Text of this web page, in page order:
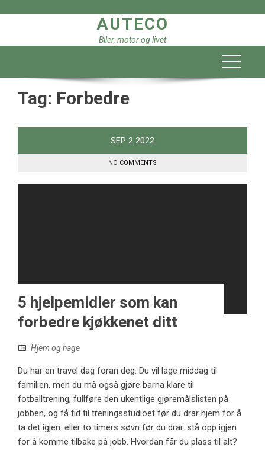
AUTECO
Biler, motor og livet
Tag: Forbedre
SEP 2 2022
NO COMMENTS
5 hjelpemidler som kan
forbedre kjøkkenet ditt
Hjem og hage
Du har en travel dag foran deg. Du vil lage middag til
familien, men du må også gjøre barna klare til
fotballtrening, fullføre den ukentlige gjøremålslisten på
jobben, og få tid til treningsstudioet før du drar hjem for å
ta det igjen. eller to timers søvn før du drar. stå opp igjen
for å komme tilbake på jobb. Hvordan får du plass til alt?